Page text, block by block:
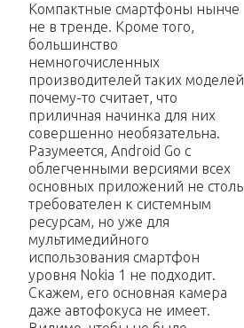
Компактные смартфоны нынче
не в тренде. Кроме того,
большинство
немногочисленных
производителей таких моделей
почему-то считает, что
приличная начинка для них
совершенно необязательна.
Разумеется, Android Go с
облегченными версиями всех
основных приложений не столь
требователен к системным
ресурсам, но уже для
мультимедийного
использования смартфон
уровня Nokia 1 не подходит.
Скажем, его основная камера
даже автофокуса не имеет.